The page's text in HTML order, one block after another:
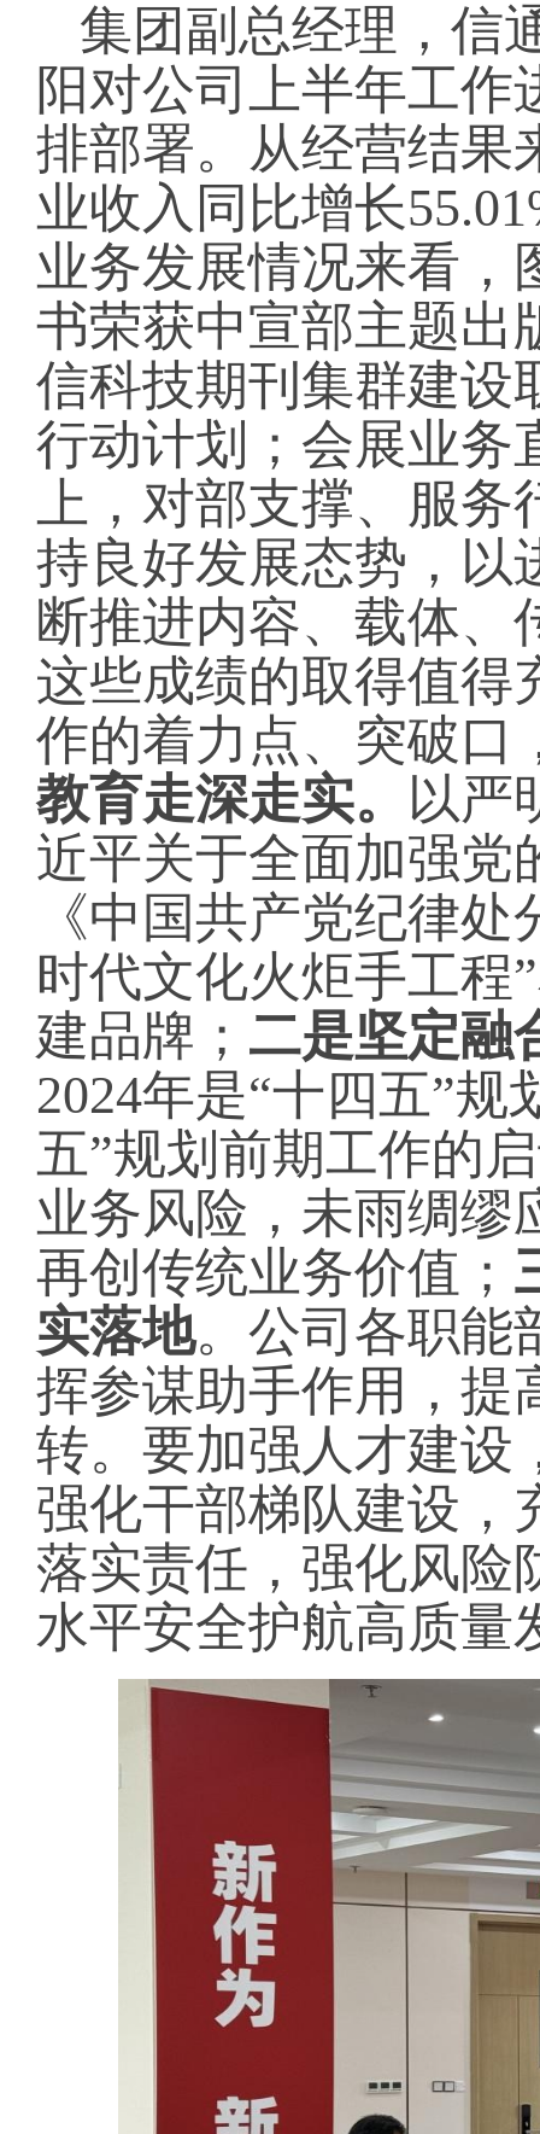
集团副总经理，信
阳对公司上半年工
排部署。从经营结果
业收入同比增长
业务发展情况来看，
书荣获中宣部主题出
信科技期刊集群建设
行动计划；会展业务
上，对部支撑、服
持良好发展态势，以
断推进内容、载体、
这些成绩的取得值得
作的着力点、突破口
教育走深走实。 以严
近平关于全面加强党
《中国共产党纪律
时代文化火炬手工程
建品牌； 二是坚定融
2024年是“十四五”
五”规划前期工作的
业务风险，未雨绸缪
再创传统业务价值；
实落地。公司各职能
挥参谋助手作用，提
转。要加强人才建设
强化干部梯队建设，
落实责任，强化风险
水平安全护航高质量